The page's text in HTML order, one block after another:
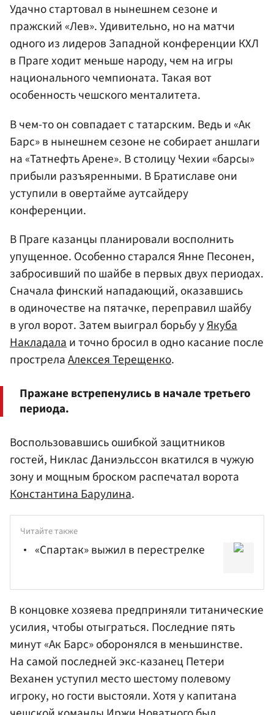
Удачно стартовал в нынешнем сезоне и
пражский «Лев». Удивительно, но на матчи
одного из лидеров Западной конференции КХЛ
в Праге ходит меньше народу, чем на игры
национального чемпионата. Такая вот
особенность чешского менталитета.
В чем-то он совпадает с татарским. Ведь и «Ак
Барс» в нынешнем сезоне не собирает аншлаги
на «Татнефть Арене». В столицу Чехии «барсы»
прибыли разъяренными. В Братиславе они
уступили в овертайме аутсайдеру
конференции.
В Праге казанцы планировали восполнить
упущенное. Особенно старался Янне Песонен,
забросивший по шайбе в первых двух периодах.
Сначала финский нападающий, оказавшись
в одиночестве на пятачке, переправил шайбу
в угол ворот. Затем выиграл борьбу уЯкуба
Накладалаи точно бросил в одно касание после
прострелаАлексея Терещенко.
Пражане встрепенулись в начале третьего
периода.
Воспользовавшись ошибкой защитников
гостей, Никлас Даниэльссон вкатился в чужую
зону и мощным броском распечатал ворота
Константина Барулина.
Читайте также
«Спартак» выжил в перестрелке
В концовке хозяева предприняли титанические
усилия, чтобы отыграться. Последние пять
минут «Ак Барс» оборонялся в меньшинстве.
На самой последней экс-казанец Петери
Веханен уступил место шестому полевому
игроку, но гости выстояли. Хотя у капитана